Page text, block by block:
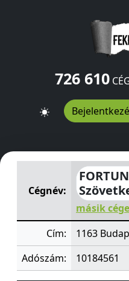
726 610
FORTUNA Fodrász
Cégnév:
másik
Cím:
1163
Adószám:
10184561